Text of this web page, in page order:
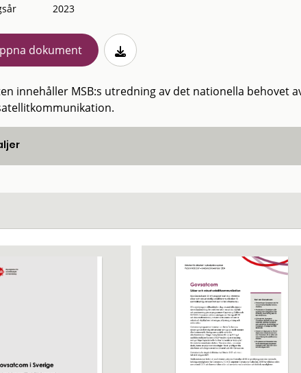
2023
dokument
innehåller MSB:s utredning av det nationella behovet